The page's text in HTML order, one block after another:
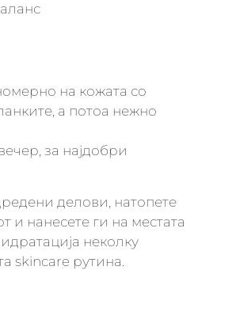
на кожата со
а потоа нежно
за најдобри
делови, натопете
и нанесете ги на местата
неколку
skincare рутина.